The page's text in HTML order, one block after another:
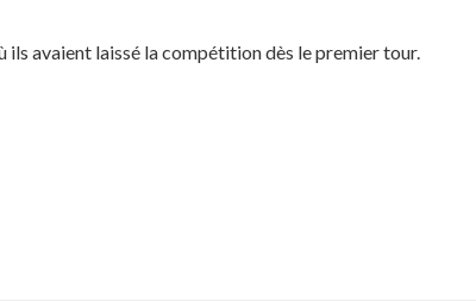
avaient laissé la compétition dès le premier tour.